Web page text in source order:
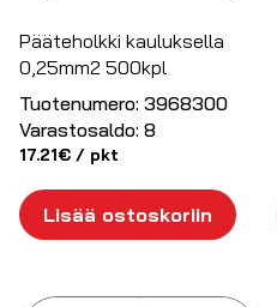
Pääteholkki kauluksella
0,25mm2 500kpl
Tuotenumero: 3968300
Varastosaldo: 8
17.21€ / pkt
Lisää ostoskoriin